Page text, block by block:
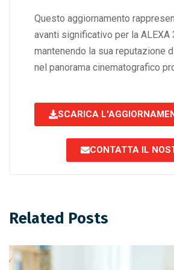
Questo aggiornamento
avanti significativo per la ALEXA
mantenendo la sua reputazione
nel panorama cinematografico
SCARICA
CONTATTA IL
Related Posts